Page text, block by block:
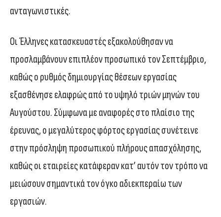
ανταγωνιστικές.
Οι Έλληνες κατασκευαστές εξακολούθησαν να
προσλαμβάνουν επιπλέον προσωπικό τον Σεπτέμβριο,
καθώς ο ρυθμός δημιουργίας θέσεων εργασίας
εξασθένησε ελαφρώς από το υψηλό τριών μηνών του
Αυγούστου. Σύμφωνα με αναφορές στο πλαίσιο της
έρευνας, ο μεγαλύτερος φόρτος εργασίας συνέτεινε
στην πρόσληψη προσωπικού πλήρους απασχόλησης,
καθώς οι εταιρείες κατάφεραν κατ’ αυτόν τον τρόπο να
μειώσουν σημαντικά τον όγκο αδιεκπεραίω των
εργασιών.